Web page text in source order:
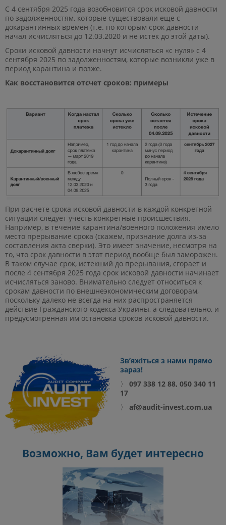
С 4 сентября 2025 года возобновится срок исковой давности
по задолженностям, которые существовали еще с
докарантинных времен (т.е. по которым срок давности
начал исчисляться до 12.03.2020 и не истек до этой даты).
Сроки исковой давности начнут исчисляться «с нуля» с 4
сентября 2025 по задолженностям, которые возникли уже в
период карантина и позже.
Как восстановится отсчет сроков: примеры
При расчете срока исковой давности в каждой конкретной
ситуации следует учесть конкретные происшествия.
Например, в течение карантина/военного положения имело
место прерывание срока (скажем, признание долга из-за
составления акта сверки). Это имеет значение, несмотря на
то, что срок давности в этот период вообще был заморожен.
В таком случае срок, истекший до прерывания, сгорает и
после 4 сентября 2025 года срок исковой давности начинает
исчисляться заново. Внимательно следует относиться к
срокам давности по внешнеэкономическим договорам,
поскольку далеко не всегда на них распространяется
действие Гражданского кодекса Украины, а следовательно, и
предусмотренная им остановка сроков исковой давности.
Зв’яжіться з нами прямо
зараз!
〉
097 338 12 88, 050 340 11
17
〉
af@audit-invest.com.ua
Возможно, Вам будет интересно